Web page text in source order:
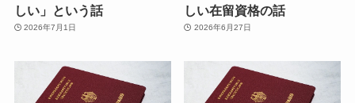
しい」という話
2026年7月1日
しい在留資格の話
2026年6月27日